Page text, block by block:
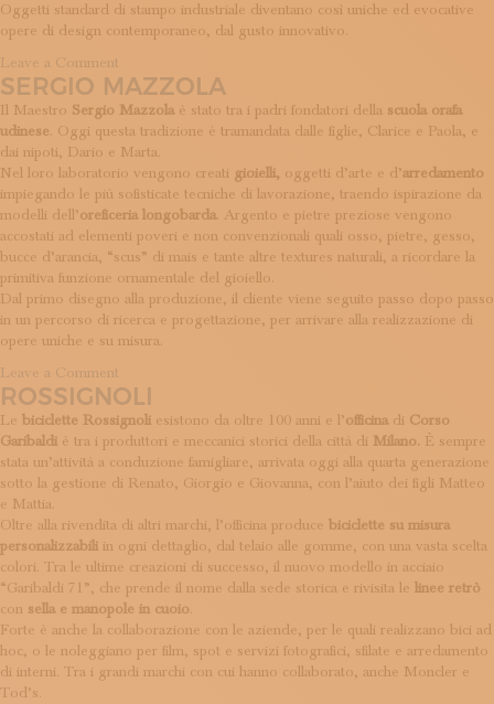
Oggetti standard di stampo industriale diventano così uniche ed evocative
opere di design contemporaneo, dal gusto innovativo.
Leave a Comment
Telàio
SERGIO MAZZOLA
Il Maestro Sergio Mazzolaè stato tra i padri fondatori della scuola orafa
udinese. Oggi questa tradizione è tramandata dalle figlie, Clarice e Paola, e
dai nipoti, Dario e Marta.
Nel loro laboratorio vengono creati gioielli, oggetti d’arte e d’arredamento
impiegando le più sofisticate tecniche di lavorazione, traendo ispirazione da
modelli dell’oreficeria longobarda. Argento e pietre preziose vengono
accostati ad elementi poveri e non convenzionali quali osso, pietre, gesso,
bucce d’arancia, “scus” di mais e tante altre textures naturali, a ricordare la
primitiva funzione ornamentale del gioiello.
Dal primo disegno alla produzione, il cliente viene seguito passo dopo passo
in un percorso di ricerca e progettazione, per arrivare alla realizzazione di
opere uniche e su misura.
Leave a Comment
Sergio
Mazzola
ROSSIGNOLI
Le biciclette Rossignoli esistono da oltre 100 anni e l’officinadi Corso
Garibaldi è tra i produttori e meccanici storici della città di Milano. È sempre
stata un’attività a conduzione famigliare, arrivata oggi alla quarta generazione
sotto la gestione di Renato, Giorgio e Giovanna, con l’aiuto dei figli Matteo
e Mattia.
Oltre alla rivendita di altri marchi, l’officina produce biciclette su misura
personalizzabili in ogni dettaglio, dal telaio alle gomme, con una vasta scelta
colori. Tra le ultime creazioni di successo, il nuovo modello in acciaio
“Garibaldi 71”, che prende il nome dalla sede storica e rivisita le linee retrò
con sella e manopole in cuoio.
Forte è anche la collaborazione con le aziende, per le quali realizzano bici ad
hoc, o le noleggiano per film, spot e servizi fotografici, sfilate e arredamento
di interni. Tra i grandi marchi con cui hanno collaborato, anche Moncler e
Tod’s.